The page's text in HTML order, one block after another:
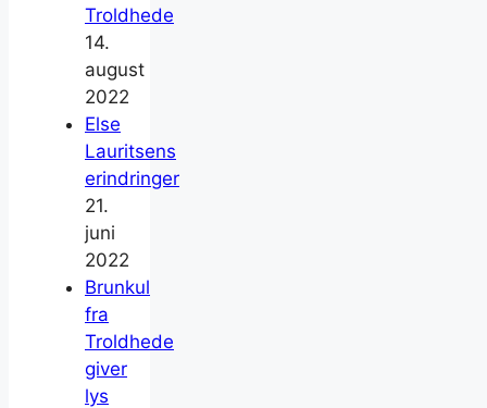
Troldhede
14.
august
2022
Else
Lauritsens
erindringer
21.
juni
2022
Brunkul
fra
Troldhede
giver
lys